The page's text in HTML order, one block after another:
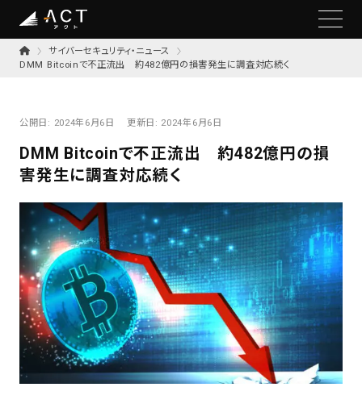
サイバーセキュリティ・ニュース
DMM Bitcoinで不正流出 約482億円の損害発生に調査対応続く
公開日: 2024年6月6日 更新日: 2024年6月6日
DMM Bitcoinで不正流出 約482億円の損
害発生に調査対応続く